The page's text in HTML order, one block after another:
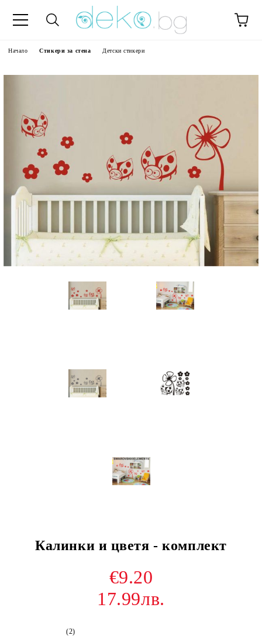
Начало Стикери за стена Детски стикери
Калинки и цветя - комплект
€9.20
17.99лв.
(2)